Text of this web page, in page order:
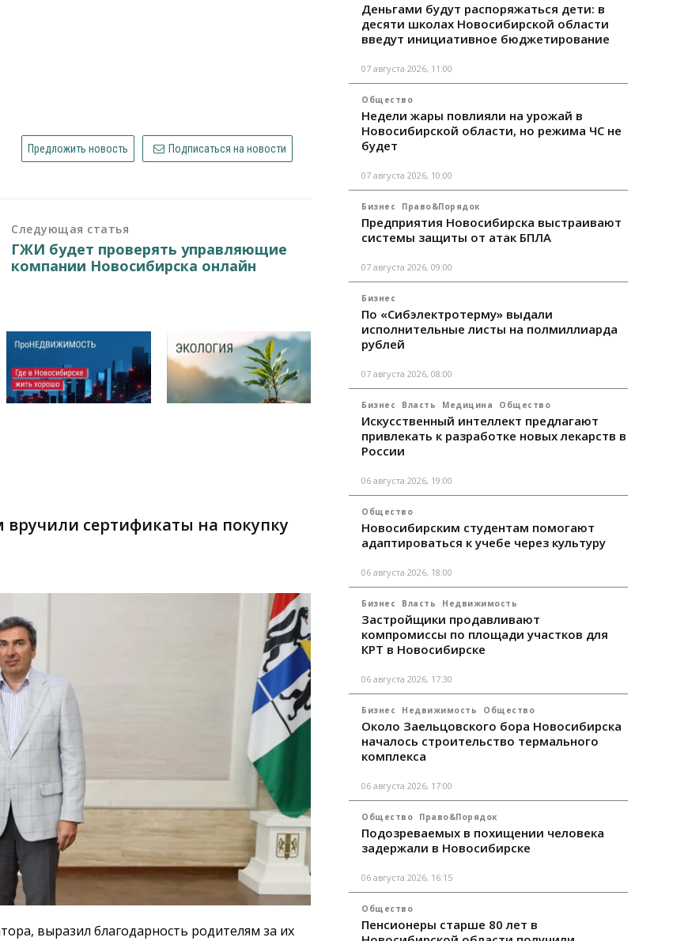
Предложить новость Подписаться на новости
Следующая статья
ГЖИ будет проверять управляющие
компании Новосибирска онлайн
сертификаты на покупку
выразил благодарность родителям за их
Деньгами будут распоряжаться дети: в
десяти школах Новосибирской области
введут инициативное бюджетирование
07 августа 2026, 11:00
Общество
Недели жары повлияли на урожай в
Новосибирской области, но режима ЧС не
будет
07 августа 2026, 10:00
Бизнес Право&Порядок
Предприятия Новосибирска выстраивают
системы защиты от атак БПЛА
07 августа 2026, 09:00
Бизнес
По «Сибэлектротерму» выдали
исполнительные листы на полмиллиарда
рублей
07 августа 2026, 08:00
Бизнес Власть Медицина Общество
Искусственный интеллект предлагают
привлекать к разработке новых лекарств в
России
06 августа 2026, 19:00
Общество
Новосибирским студентам помогают
адаптироваться к учебе через культуру
06 августа 2026, 18:00
Бизнес Власть Недвижимость
Застройщики продавливают
компромиссы по площади участков для
КРТ в Новосибирске
06 августа 2026, 17:30
Бизнес Недвижимость Общество
Около Заельцовского бора Новосибирска
началось строительство термального
комплекса
06 августа 2026, 17:00
Общество Право&Порядок
Подозреваемых в похищении человека
задержали в Новосибирске
06 августа 2026, 16:15
Общество
Пенсионеры старше 80 лет в